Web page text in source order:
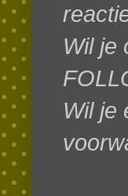
Wil je
Wil je